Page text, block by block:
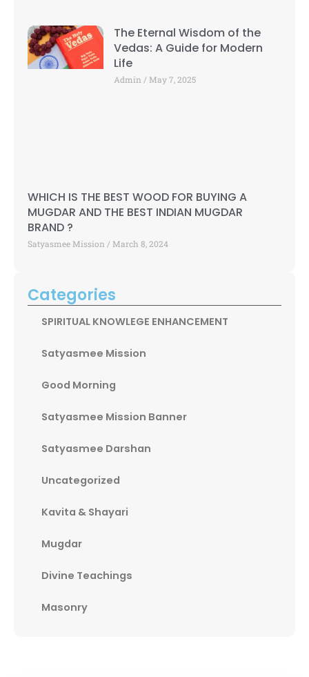
The Eternal Wisdom of the
Vedas: A Guide for Modern
Life
Admin May 7, 2025
WHICH IS THE BEST WOOD FOR BUYING A
MUGDAR AND THE BEST INDIAN MUGDAR
BRAND ?
Satyasmee Mission March 8, 2024
Categories
SPIRITUAL KNOWLEGE ENHANCEMENT
Satyasmee Mission
Good Morning
Satyasmee Mission Banner
Satyasmee Darshan
Uncategorized
Kavita & Shayari
Mugdar
Divine Teachings
Masonry